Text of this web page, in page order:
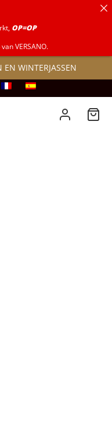
EN WINTERJASSEN
OP=OP
VERSANO.